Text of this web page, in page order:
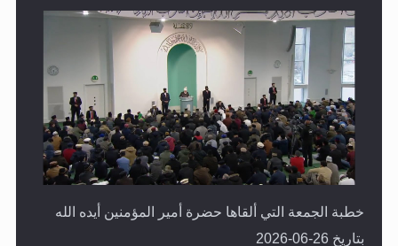
خطبة الجمعة التي ألقاها حضرة أمير المؤمنين أيده الله
بتاريخ 26-06-2026